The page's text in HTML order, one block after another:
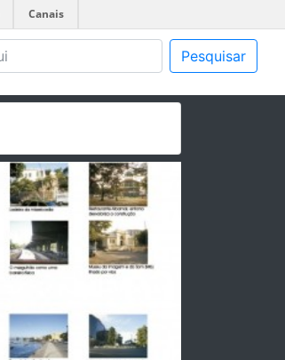
Canais
Pesquisar